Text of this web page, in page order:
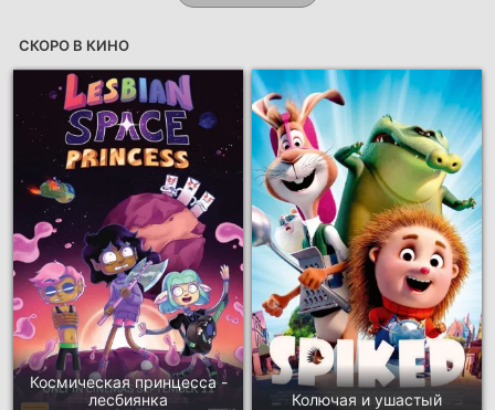
СКОРО В КИНО
Космическая принцесса -
лесбиянка
Колючая и ушастый